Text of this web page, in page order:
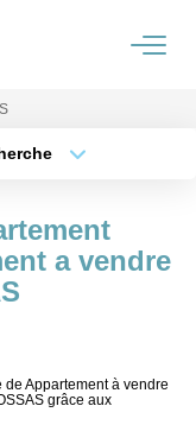
a vendre
Appartement à vendre
grâce aux